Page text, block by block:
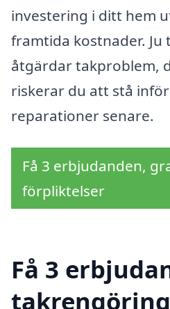
investering i ditt hem
framtida kostnader. Ju
åtgärdar takproblem,
riskerar du att stå
reparationer senare.
Få 3 erbjudanden,
förpliktelser
Få 3